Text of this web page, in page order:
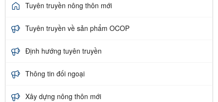
Tuyên truyền nông thôn mới
Tuyên truyền về sản phẩm OCOP
Định hướng tuyên truyền
Thông tin đối ngoại
Xây dựng nông thôn mới